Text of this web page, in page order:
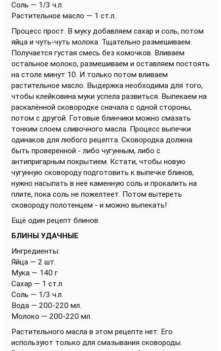
Соль — 1/3 ч.л.
Растительное масло — 1 ст.л.
Процесс прост. В муку добавляем сахар и соль, потом
яйца и чуть-чуть молока. Тщательно размешиваем.
Получается густая смесь без комочков. Вливаем
остальное молоко, размешиваем и оставляем постоять
на столе минут 10. И только потом вливаем
растительное масло. Выдержка необходима для того,
чтобы клейковина муки успела развиться. Выпекаем на
раскалённой сковородке сначала с одной стороны,
потом с другой. Готовые блинчики можно смазать
тонким слоем сливочного масла. Процесс выпечки
одинаков для любого рецепта. Сковородка должна
быть проверенной - либо чугунным, либо с
антипригарным покрытием. Кстати, чтобы новую
чугунную сковороду подготовить к выпечке блинов,
нужно насыпать в неё каменную соль и прокалить на
плите, пока соль не пожелтеет. Потом вытереть
сковороду полотенцем - и можно выпекать!
Ещё один рецепт блинов.
БЛИНЫ УДАЧНЫЕ
Ингредиенты:
Яйца — 2 шт.
Мука — 140 г
Сахар — 1 ст.л.
Соль — 1/3 ч.л.
Вода — 200-220 мл.
Молоко — 200-220 мл.
Растительного масла в этом рецепте нет. Его
используют только для смазывания сковороды.